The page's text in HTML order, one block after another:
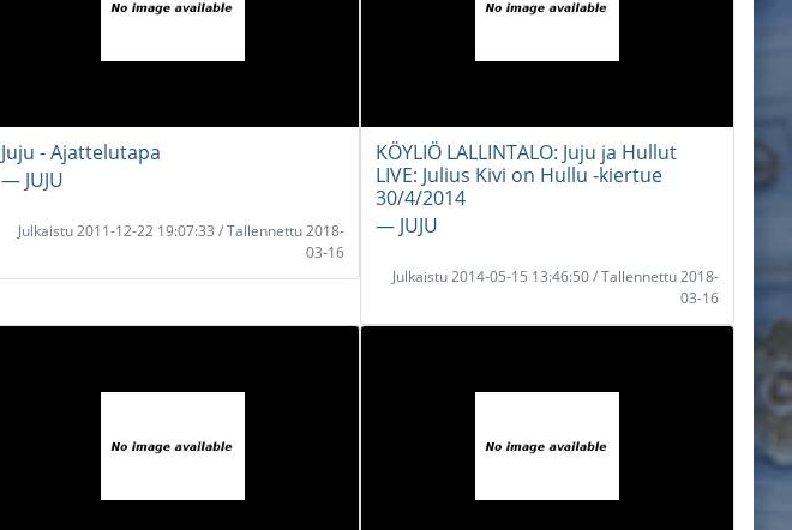
Juju - Ajattelutapa
― JUJU
Julkaistu 2011-12-22 19:07:33 / Tallennettu 2018-
03-16
KÖYLIÖ LALLINTALO: Juju ja Hullut
LIVE: Julius Kivi on Hullu -kiertue
30/4/2014
― JUJU
Julkaistu 2014-05-15 13:46:50 / Tallennettu 2018-
03-16